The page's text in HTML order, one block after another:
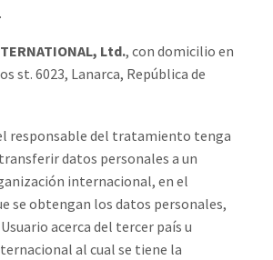
Ltd., con domicilio en
st. 6023, Lanarca, República de
responsable del tratamiento tenga
datos personales a un
internacional, en el
se obtengan los datos personales,
acerca del tercer país u
al cual se tiene la